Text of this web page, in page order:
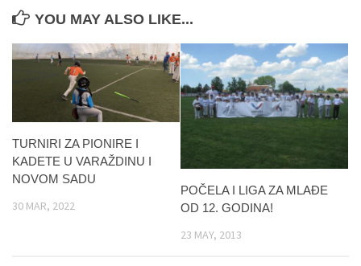
YOU MAY ALSO LIKE...
TURNIRI ZA PIONIRE I
KADETE U VARAŽDINU I
NOVOM SADU
30 MAR, 2022
POČELA I LIGA ZA MLAĐE
OD 12. GODINA!
23 MAY, 2013